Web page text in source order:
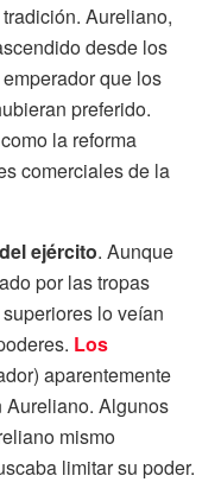
Aureliano,
desde los
que los
preferido.
la reforma
comerciales de la
ejército. Aunque
por las tropas
lo veían
Los
aparentemente
Aureliano. Algunos
mismo
limitar su poder.